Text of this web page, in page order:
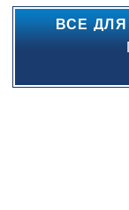
ВСЕ